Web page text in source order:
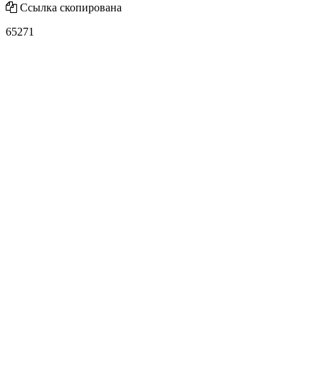
Ссылка скопирована
65271